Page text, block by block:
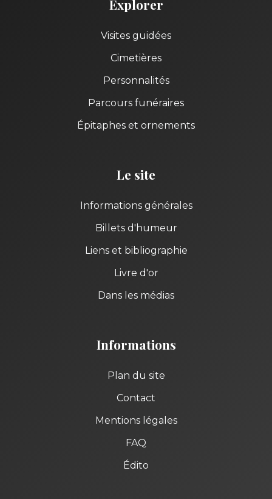
Explorer
Visites guidées
Cimetières
Personnalités
Parcours funéraires
Épitaphes et ornements
Le site
Informations générales
Billets d'humeur
Liens et bibliographie
Livre d'or
Dans les médias
Informations
Plan du site
Contact
Mentions légales
FAQ
Édito